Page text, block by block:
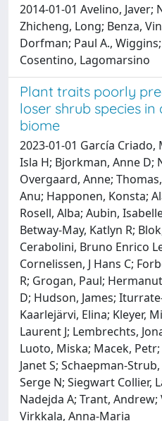
2014-01-01 Avelino, Javer;
Zhicheng, Long; Benza,
Dorfman; Paul A.,
Cosentino, Lagomarsino
Plant traits poorly
loser shrub species
biome
2023-01-01 García
Isla H; Bjorkman, Anne D;
Overgaard, Anne;
Anu; Happonen, Konsta;
Rosell, Alba; Aubin,
Betway-May, Katlyn R;
Cerabolini, Bruno Enrico
Cornelissen, J Hans C;
R; Grogan, Paul;
D; Hudson, James;
Kaarlejärvi, Elina; Kleyer,
Laurent J; Lembrechts,
Luoto, Miska; Macek, Petr;
Janet S; Schaepman-
Serge N; Siegwart Collier,
Nadejda A; Trant, Andrew;
Virkkala, Anna-Maria